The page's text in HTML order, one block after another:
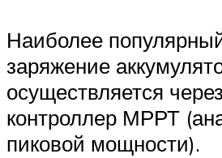
Наиболее
заряжение
осуществляется
контроллер МРРТ
пиковой мощности).